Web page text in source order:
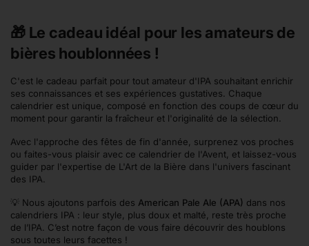
🎁 Le cadeau idéal pour les amateurs de
bières houblonnées !
C'est le cadeau parfait pour tout amateur d'IPA souhaitant enrichir
ses connaissances et ses expériences gustatives. Chaque
calendrier est unique, composé en fonction des coups de cœur du
moment pour garantir la fraîcheur et l'originalité de la sélection.
Avec l'approche des fêtes de fin d'année, surprenez vos proches
ou faites-vous plaisir avec ce calendrier de l'Avent, et laissez-vous
guider par l'expertise de L'Art de la Bière dans l'univers fascinant
des IPA.
💡 Nous ajoutons parfois des American Pale Ale (APA) dans nos
calendriers IPA : leur style, plus doux et malté, reste très proche
de l’IPA. C’est notre façon de vous faire découvrir des houblons
sous toutes leurs facettes !